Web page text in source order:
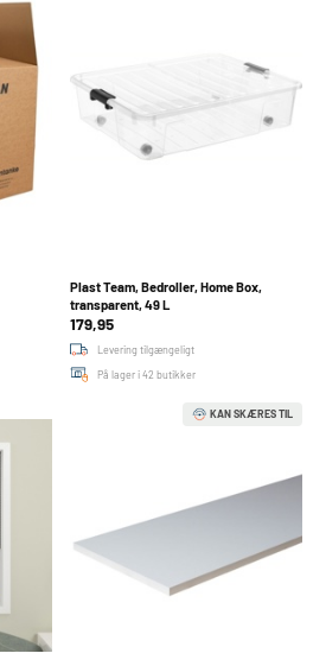
Plast Team, Bedroller, Home Box,
transparent, 49 L
179,95
Levering tilgængeligt
På lager i 42 butikker
KAN SKÆRES TIL